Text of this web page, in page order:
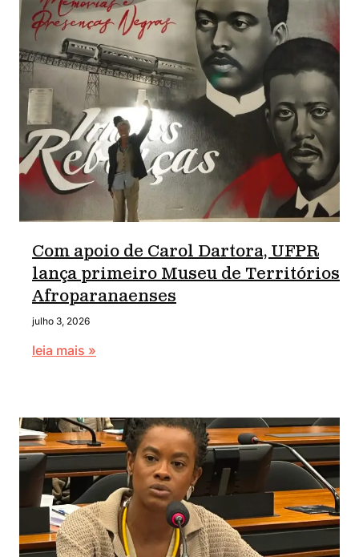
Com apoio de Carol Dartora, UFPR
lança primeiro Museu de Territórios
Afroparanaenses
julho 3, 2026
leia mais »